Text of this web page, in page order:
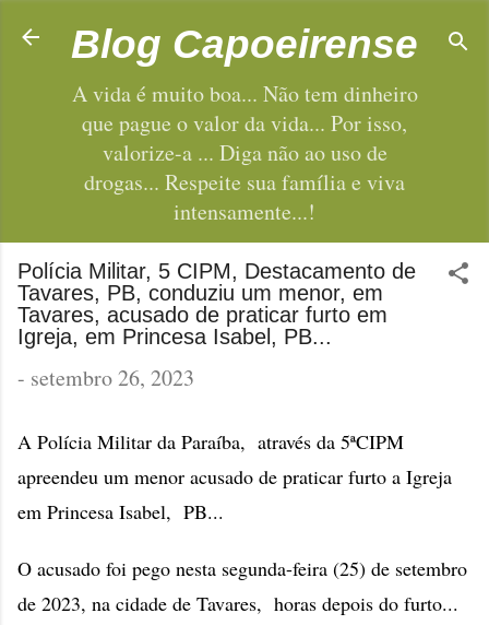
Pular para o conteúdo principal
Blog Capoeirense
A vida é muito boa... Não tem dinheiro
que pague o valor da vida... Por isso,
valorize-a ... Diga não ao uso de
drogas... Respeite sua família e viva
intensamente...!
Polícia Militar, 5 CIPM, Destacamento de
Tavares, PB, conduziu um menor, em
Tavares, acusado de praticar furto em
Igreja, em Princesa Isabel, PB...
- setembro 26, 2023
A Polícia Militar da Paraíba, através da 5ªCIPM
apreendeu um menor acusado de praticar furto a Igreja
em Princesa Isabel, PB...
O acusado foi pego nesta segunda-feira (25) de setembro
de 2023, na cidade de Tavares, horas depois do furto...